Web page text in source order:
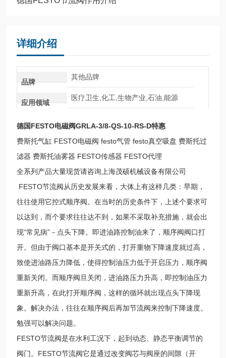
详细介绍
品牌
其他品牌
应用领域
医疗卫生,化工,生物产业,石油,能源
德国FESTO电磁阀GRLA-3/8-QS-10-RS-D特惠
费斯托气缸 FESTO电磁阀 festo气管 festo真空吸盘 费斯托过
滤器 费斯托油雾器 FESTO传感器 FESTO代理
全系列产品大量现货请咨询上海茂硕机械设备有限公司
FESTO节流阀从历史发展来看，大体上有这样几类：早期，
往往使用它控式顺序阀。在当时的历史条件下，上述个要求可
以达到，而个要求往往达不到，如果不采取补充措施，就会出
现“常见病”－点头下降。即进油路控制油来了，顺序阀阀口打
开。但由于阀口基本是开关式的，打开重物下降速度就过高，
致使进油路压力降低，使得控制油压力低于开启压力，顺序阀
重新关闭。而顺序阀旦关闭，进油路压力升高，即控制油压力
重新升高，在此打开顺序阀，这样的循环就出现点头下降现
象。解决办法，往往在顺序阀后再加节流阀来控制下降速度。
勉强可以解决问题。
FESTO节流阀是在水利工况下，起到动态、静态平衡调节的
阀门。FESTO节流阀它是通过改变阀芯与阀座的间隙（开